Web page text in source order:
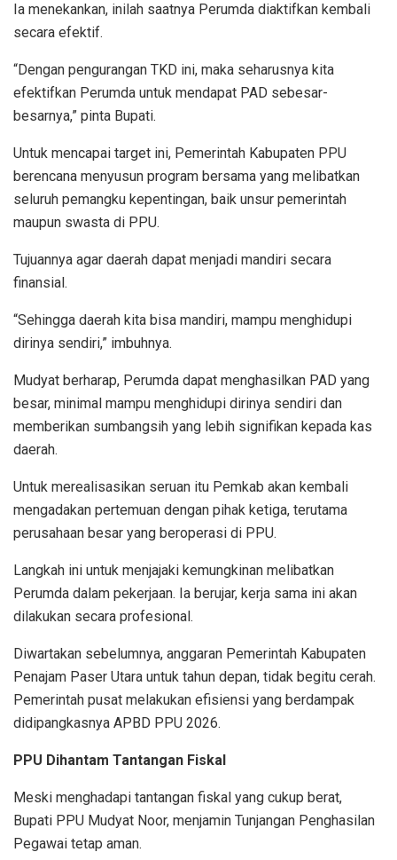
Ia menekankan, inilah saatnya Perumda diaktifkan kembali
secara efektif.
“Dengan pengurangan TKD ini, maka seharusnya kita
efektifkan Perumda untuk mendapat PAD sebesar-
besarnya,” pinta Bupati.
Untuk mencapai target ini, Pemerintah Kabupaten PPU
berencana menyusun program bersama yang melibatkan
seluruh pemangku kepentingan, baik unsur pemerintah
maupun swasta di PPU.
Tujuannya agar daerah dapat menjadi mandiri secara
finansial.
“Sehingga daerah kita bisa mandiri, mampu menghidupi
dirinya sendiri,” imbuhnya.
Mudyat berharap, Perumda dapat menghasilkan PAD yang
besar, minimal mampu menghidupi dirinya sendiri dan
memberikan sumbangsih yang lebih signifikan kepada kas
daerah.
Untuk merealisasikan seruan itu Pemkab akan kembali
mengadakan pertemuan dengan pihak ketiga, terutama
perusahaan besar yang beroperasi di PPU.
Langkah ini untuk menjajaki kemungkinan melibatkan
Perumda dalam pekerjaan. Ia berujar, kerja sama ini akan
dilakukan secara profesional.
Diwartakan sebelumnya, anggaran Pemerintah Kabupaten
Penajam Paser Utara untuk tahun depan, tidak begitu cerah.
Pemerintah pusat melakukan efisiensi yang berdampak
didipangkasnya APBD PPU 2026.
PPU Dihantam Tantangan Fiskal
Meski menghadapi tantangan fiskal yang cukup berat,
Bupati PPU Mudyat Noor, menjamin Tunjangan Penghasilan
Pegawai tetap aman.